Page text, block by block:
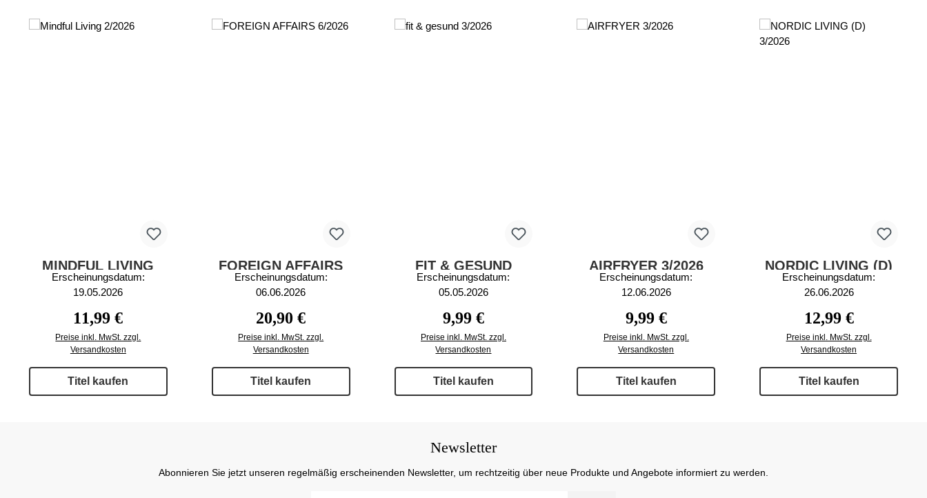
MINDFUL LIVING
2/2026
Erscheinungsdatum:
19.05.2026
Regulärer Preis:
11,99 €
Preise inkl. MwSt. zzgl.
Versandkosten
Titel kaufen
FOREIGN AFFAIRS
6/2026
Erscheinungsdatum:
06.06.2026
Regulärer Preis:
20,90 €
Preise inkl. MwSt. zzgl.
Versandkosten
Titel kaufen
FIT & GESUND
3/2026
Erscheinungsdatum:
05.05.2026
Regulärer Preis:
9,99 €
Preise inkl. MwSt. zzgl.
Versandkosten
Titel kaufen
AIRFRYER 3/2026
Erscheinungsdatum:
12.06.2026
Regulärer Preis:
9,99 €
Preise inkl. MwSt. zzgl.
Versandkosten
Titel kaufen
NORDIC LIVING (D)
3/2026
Erscheinungsdatum:
26.06.2026
Regulärer Preis:
12,99 €
Preise inkl. MwSt. zzgl.
Versandkosten
Titel kaufen
Newsletter
Abonnieren Sie jetzt unseren regelmäßig erscheinenden Newsletter, um rechtzeitig über neue Produkte und Angebote informiert zu werden.